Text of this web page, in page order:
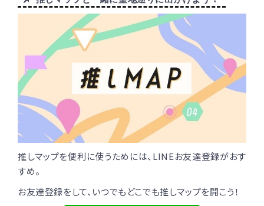
推しマップを便利に使うためには、LINEお友達登録がおす
すめ。
お友達登録をして、いつでもどこでも推しマップを開こう！